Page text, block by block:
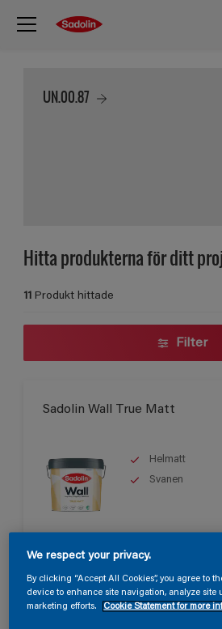
UN.00.87
Hitta produkterna för ditt
11 Produkt hittade
Filter
Sadolin Wall True Matt
Helmatt
Svanen
We respect your privacy.
By clicking “Accept All Cookies”, you agree to
device to enhance site navigation, analyze site
marketing efforts.
Cookie Statement for more